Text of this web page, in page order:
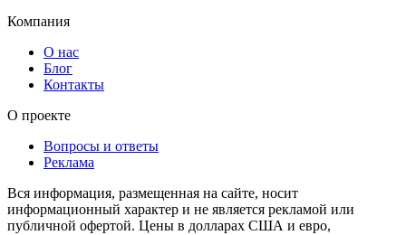
Компания
О нас
Блог
Контакты
О проекте
Вопросы и ответы
Реклама
Вся информация, размещенная на сайте, носит
информационный характер и не является рекламой или
публичной офертой. Цены в долларах США и евро,